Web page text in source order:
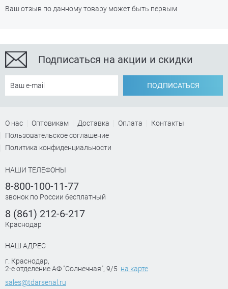
Ваш отзыв по данному товару может быть первым
Подписаться на акции и скидки
ПОДПИСАТЬСЯ
О нас Оптовикам Доставка Оплата
Контакты
Пользовательское соглашение
Политика конфиденциальности
НАШИ ТЕЛЕФОНЫ
8-800-100-11-77
звонок по России бесплатный
8 (861) 212-6-217
Краснодар
НАШ АДРЕС
г. Краснодар,
2-е отделение АФ "Солнечная", 9/5 на карте
sales@tdarsenal.ru